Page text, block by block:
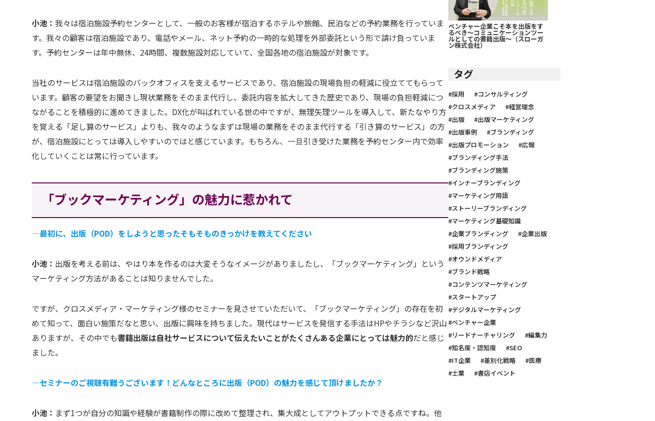
小池：我々は宿泊施設予約センターとして、一般のお客様が宿泊するホテルや旅館、民泊などの予約業務を行っていま
す。我々の顧客は宿泊施設であり、電話やメール、ネット予約の一時的な処理を外部委託という形で請け負っていま
す。予約センターは年中無休、24時間、複数施設対応していて、全国各地の宿泊施設が対象です。
当社のサービスは宿泊施設のバックオフィスを支えるサービスであり、宿泊施設の現場負担の軽減に役立ててもらって
います。顧客の要望をお聞きし現状業務をそのまま代行し、委託内容を拡大してきた歴史であり、現場の負担軽減につ
ながることを積極的に進めてきました。DX化が叫ばれている世の中ですが、無理矢理ツールを導入して、新たなやり方
を覚える「足し算のサービス」よりも、我々のようなまずは現場の業務をそのまま代行する「引き算のサービス」の方
が、宿泊施設にとっては導入しやすいのではと感じています。もちろん、一旦引き受けた業務を予約センター内で効率
化していくことは常に行っています。
「ブックマーケティング」の魅力に惹かれて
―最初に、出版（POD）をしようと思ったそもそものきっかけを教えてください
小池： 出版を考える前は、やはり本を作るのは大変そうなイメージがありましたし、「ブックマーケティング」という
マーケティング方法があることは知りませんでした。
ですが、クロスメディア・マーケティング様のセミナーを見させていただいて、「ブックマーケティング」の存在を初
めて知って、面白い施策だなと思い、出版に興味を持ちました。現代はサービスを発信する手法はHPやチラシなど沢山
ありますが、その中でも書籍出版は自社サービスについて伝えたいことがたくさんある企業にとっては魅力的だと感じ
ました。
―セミナーのご視聴有難うございます！どんなところに出版（POD）の魅力を感じて頂けましたか？
小池： まず1つが自分の知識や経験が書籍制作の際に改めて整理され、集大成としてアウトプットできる点ですね。他
ベンチャー企業こそ本を出版をす
るべき～コミュニケーションツー
ルとしての書籍出版～（スローガ
ン株式会社）
タグ
#採用
#コンサルティング
#クロスメディア
#経営理念
#出版
#出版マーケティング
#出版事例
#ブランディング
#出版プロモーション
#広報
#ブランディング手法
#ブランディング施策
#インナーブランディング
#マーケティング用語
#ストーリーブランディング
#マーケティング基礎知識
#企業ブランディング
#企業出版
#採用ブランディング
#オウンドメディア
#ブランド戦略
#コンテンツマーケティング
#スタートアップ
#デジタルマーケティング
#ベンチャー企業
#リードナーチャリング
#編集力
#知名度・認知度
#SEO
#IT企業
#差別化戦略
#医療
#士業
#書店イベント